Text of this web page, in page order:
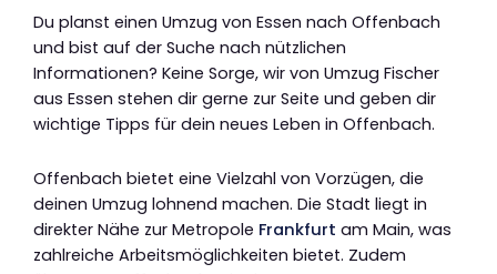
Du planst einen Umzug von Essen nach Offenbach
und bist auf der Suche nach nützlichen
Informationen? Keine Sorge, wir von Umzug Fischer
aus Essen stehen dir gerne zur Seite und geben dir
wichtige Tipps für dein neues Leben in Offenbach.
Offenbach bietet eine Vielzahl von Vorzügen, die
deinen Umzug lohnend machen. Die Stadt liegt in
direkter Nähe zur Metropole Frankfurt am Main, was
zahlreiche Arbeitsmöglichkeiten bietet. Zudem